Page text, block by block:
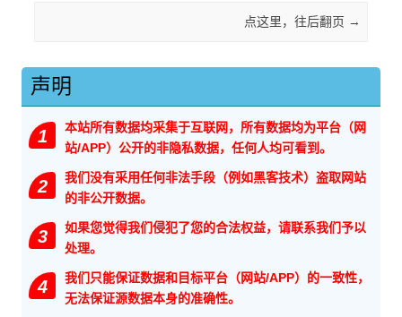
点这里，往后翻页 →
声明
1
本站所有数据均采集于互联网，所有数据均为平台（网
站/APP）公开的非隐私数据，任何人均可看到。
2
我们没有采用任何非法手段（例如黑客技术）盗取网站
的非公开数据。
3
如果您觉得我们侵犯了您的合法权益，请联系我们予以
处理。
4
我们只能保证数据和目标平台（网站/APP）的一致性，
无法保证源数据本身的准确性。